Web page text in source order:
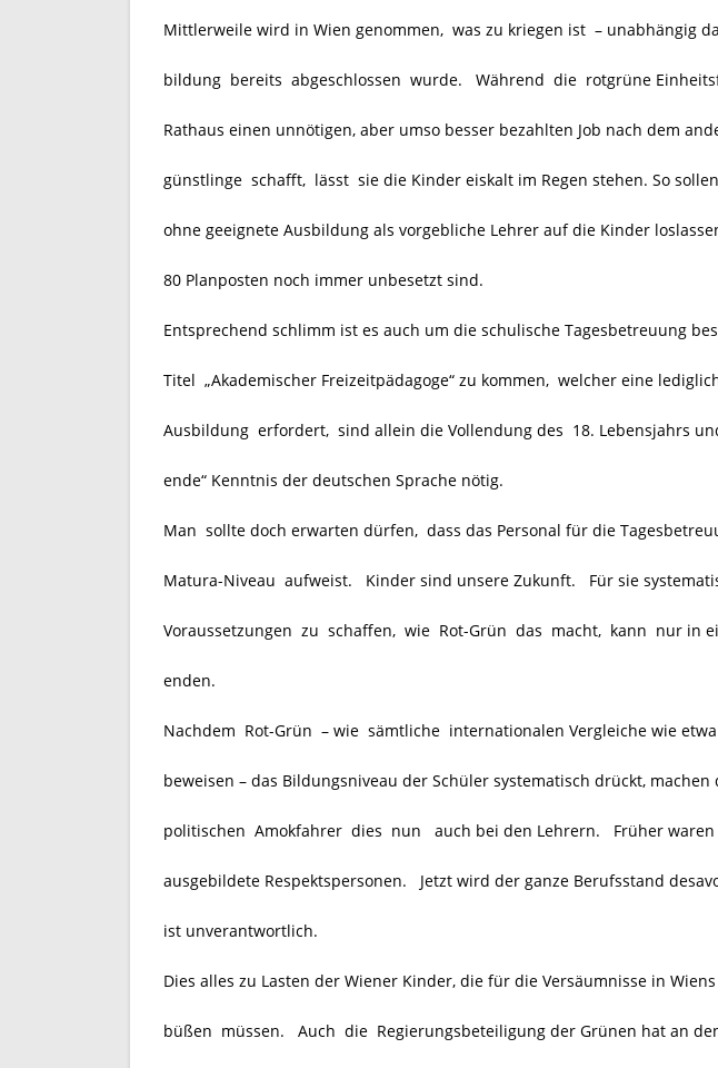
Mittlerweile wird in Wien genommen, was zu kriegen ist – unabhängig
bildung bereits abgeschlossen wurde. Während die rotgrüne
Rathaus einen unnötigen, aber umso besser bezahlten Job nach dem
günstlinge schafft, lässt sie die Kinder eiskalt im Regen stehen. So
ohne geeignete Ausbildung als vorgebliche Lehrer auf die Kinder
80 Planposten noch immer unbesetzt sind.
Entsprechend schlimm ist es auch um die schulische Tagesbetreuung
Titel „Akademischer Freizeitpädagoge“ zu kommen, welcher eine
Ausbildung erfordert, sind allein die Vollendung des 18. Lebensjahrs
ende“ Kenntnis der deutschen Sprache nötig.
Man sollte doch erwarten dürfen, dass das Personal für die
Matura-Niveau aufweist. Kinder sind unsere Zukunft. Für sie
Voraussetzungen zu schaffen, wie Rot-Grün das macht, kann nur in
enden.
Nachdem Rot-Grün – wie sämtliche internationalen Vergleiche wie etwa
beweisen – das Bildungsniveau der Schüler systematisch drückt, machen
politischen Amokfahrer dies nun auch bei den Lehrern. Früher waren
ausgebildete Respektspersonen. Jetzt wird der ganze Berufsstand
ist unverantwortlich.
Dies alles zu Lasten der Wiener Kinder, die für die Versäumnisse in
büßen müssen. Auch die Regierungsbeteiligung der Grünen hat an